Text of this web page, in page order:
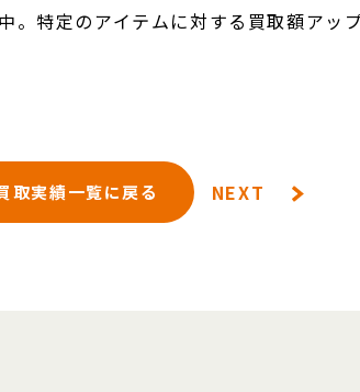
特定のアイテムに対する買取額アッ
取実績一覧に戻る NEXT